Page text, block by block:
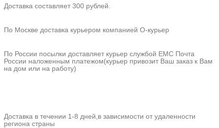
Доставка составляет 300 рублей.
По Москве доставка курьером компанией О-курьер
По России посылки доставляет курьер службой ЕМС Почта
России наложенным платежом(курьер привозит Ваш заказ к Вам
на дом или на работу)
Доставка в течении 1-8 дней,в зависимости от удаленности
региона страны